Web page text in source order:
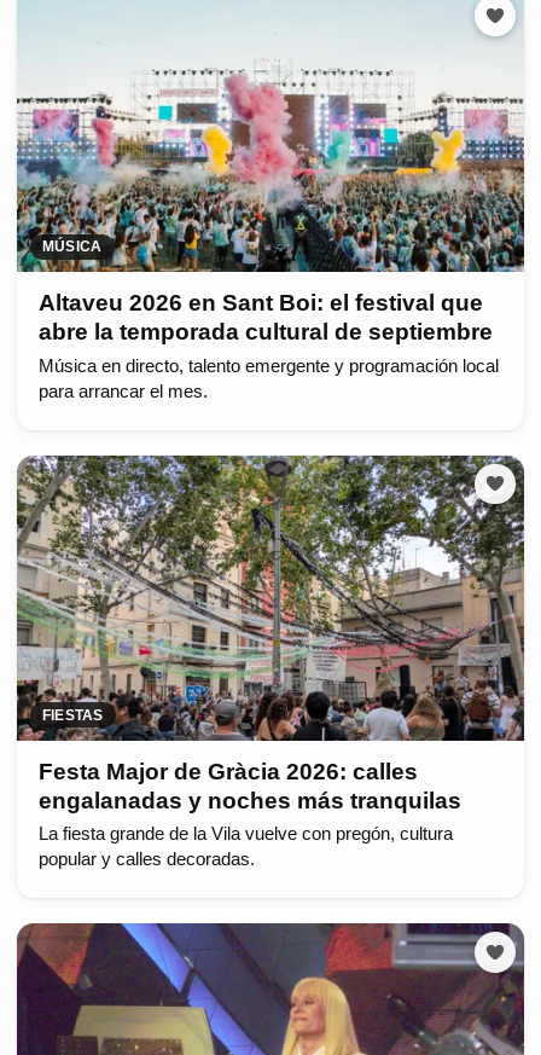
MÚSICA
Altaveu 2026 en Sant Boi: el festival que
abre la temporada cultural de septiembre
Música en directo, talento emergente y programación local
para arrancar el mes.
FIESTAS
Festa Major de Gràcia 2026: calles
engalanadas y noches más tranquilas
La fiesta grande de la Vila vuelve con pregón, cultura
popular y calles decoradas.